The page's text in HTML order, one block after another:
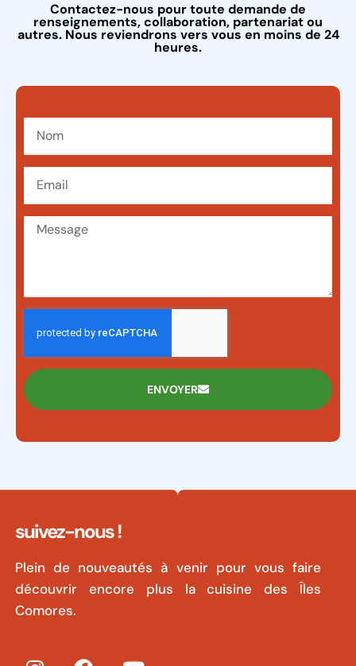
Contactez-nous pour toute demande de
renseignements, collaboration, partenariat ou
autres. Nous reviendrons vers vous en moins de 24
heures.
ENVOYER
suivez-nous !
Plein de nouveautés à venir pour vous faire
découvrir encore plus la cuisine des Îles
Comores.